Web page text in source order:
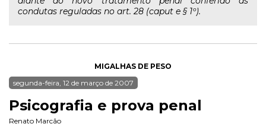
condutas reguladas no art. 28 (caput e § 1º).
MIGALHAS DE PESO
segunda-feira, 12 de março de 2007
Psicografia e prova penal
Renato Marcão